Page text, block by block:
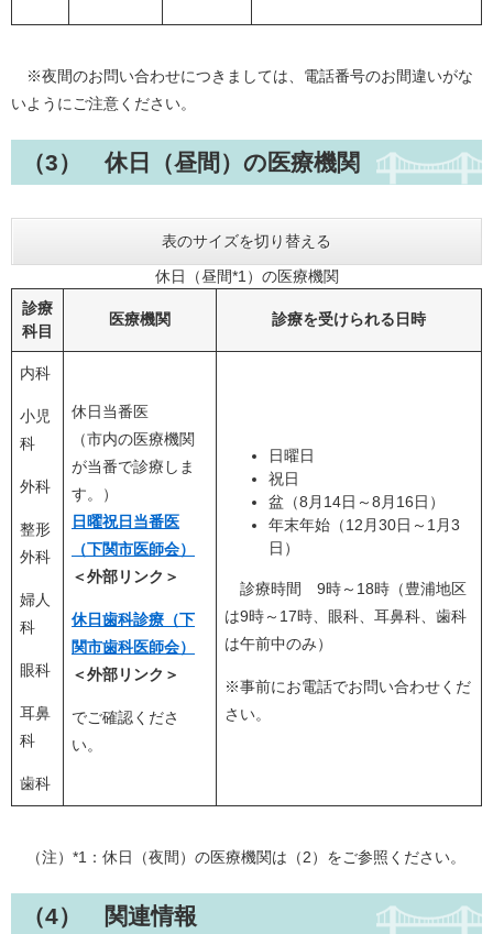
※夜間のお問い合わせにつきましては、電話番号のお間違いがな
いようにご注意ください。
（3） 休日（昼間）の医療機関
表のサイズを切り替える
休日（昼間*1）の医療機関
診療
科目
医療機関 診療を受けられる日時
内科
小児
科
外科
整形
外科
婦人
科
眼科
耳鼻
科
歯科
休日当番医
（市内の医療機関
が当番で診療しま
す。）
日曜祝日当番医
（下関市医師会）
＜外部リンク＞
休日歯科診療（下
関市歯科医師会）
＜外部リンク＞
でご確認くださ
い。
日曜日
祝日
盆（8月14日～8月16日）
年末年始（12月30日～1月3
日）
診療時間 9時～18時（豊浦地区
は9時～17時、眼科、耳鼻科、歯科
は午前中のみ）
※事前にお電話でお問い合わせくだ
さい。
（注）*1：休日（夜間）の医療機関は（2）をご参照ください。
（4） 関連情報